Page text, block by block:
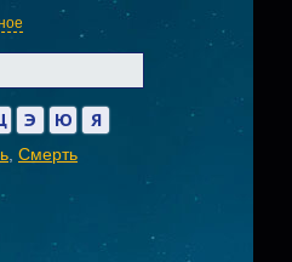
Э Ю Я
Смерть